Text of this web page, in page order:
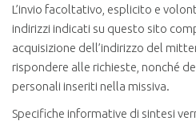
L’invio facoltativo, esplicito e
indirizzi indicati su questo sito
acquisizione dell’indirizzo del
rispondere alle richieste, nonché
personali inseriti nella missiva.
Specifiche informative di sintesi